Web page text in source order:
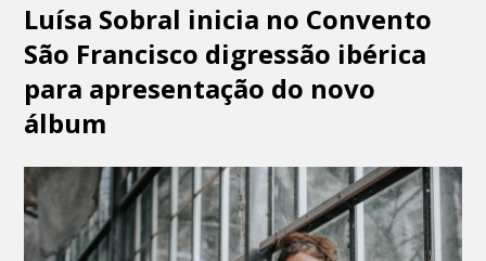
Luísa Sobral inicia no Convento
São Francisco digressão ibérica
para apresentação do novo
álbum